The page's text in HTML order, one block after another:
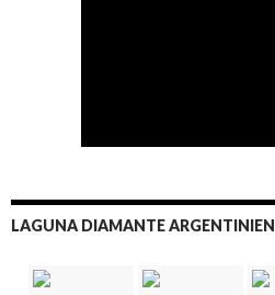
LAGUNA DIAMANTE ARGENTINIEN